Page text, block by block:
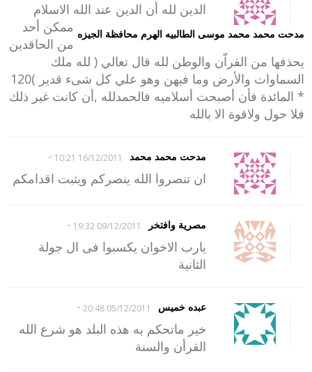
مدحت محمد محمد موسى الطالبيه الهرم محافظة الجيزه
الدين لله أن الدين عند الله الاسلام
ممكن أحد
من الحاقدين
يحذفها من القراّن والوطن لله قال تعالي ( لله ملك
السماوات والأرض وما فيهن وهو علي كل شىء قدير )120
* المائدة فأن أصبحت أسلاميه فالحمدلله ,أن كانت غير ذلك
فلا حول ولاقوة الا بالله
مدحت محمد محمد 16/12/2011 10:21
-
ان تنصروا الله ينصركم ويثبت اقدامكم
مصرية وافتخر 09/12/2011 19:32
-
يارب الاخوان يكسبوا فى ال جولة
الثانية
عبده خميس 05/12/2011 20:48
-
خير ماتحكم به هذه البلد هو شرع الله
القرأن والسنة